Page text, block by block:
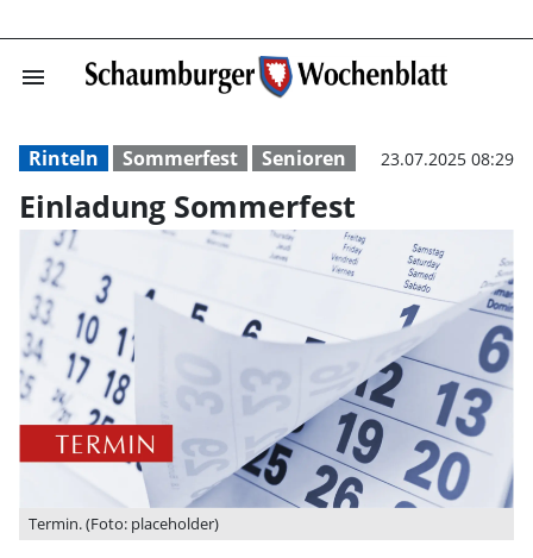
menu Einladung
Rinteln Sommerfest Senioren 23.07.2025 08:29
Einladung Sommerfest
Termin. (Foto: placeholder)